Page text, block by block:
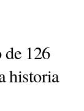
126
historia